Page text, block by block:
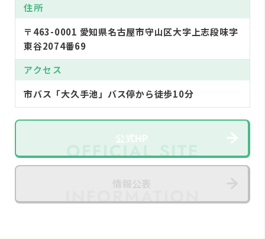
住所
〒463-0001 愛知県名古屋市守山区大字上志段味字
東谷2074番69
アクセス
市バス「大久手池」バス停から徒歩10分
公式HP